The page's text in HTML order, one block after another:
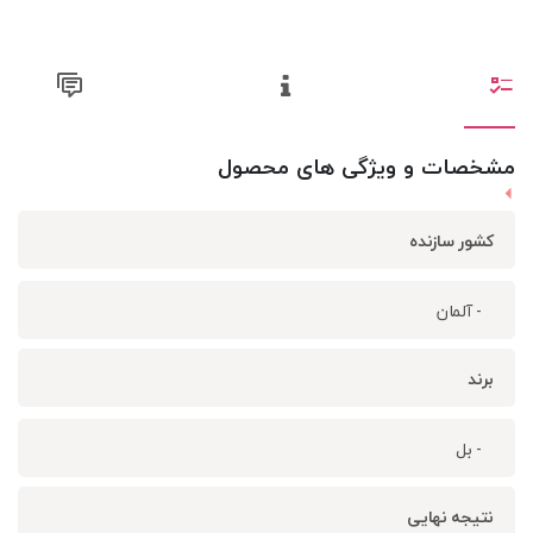
مشخصات و ویژگی های محصول
کشور سازنده
- آلمان
برند
- بل
نتیجه نهایی